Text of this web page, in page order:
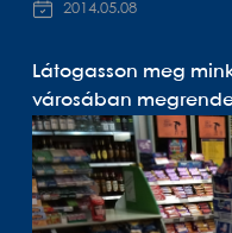
2014.05.08
Látogasson meg
városában